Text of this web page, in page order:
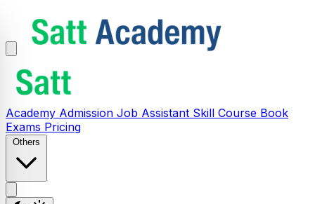
Academy Admission Job Assistant Skill Course Book
Exams Pricing
Others